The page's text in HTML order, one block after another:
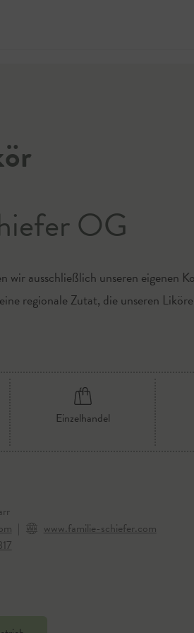
OG
wir ausschließlich unseren eigenen
regionale Zutat, die unseren
Einzelhandel
|
www.familie-schiefer.com